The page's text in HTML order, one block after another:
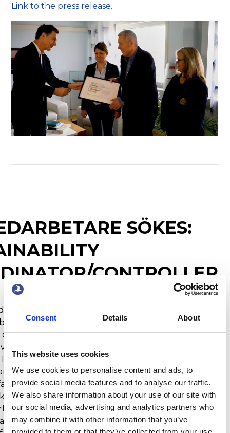
Consent Details About
This website uses cookies
We use cookies to personalise content and ads, to
provide social media features and to analyse our traffic.
We also share information about your use of our site with
our social media, advertising and analytics partners who
may combine it with other information that you’ve
Link to the press release.
SÖKES:
CONTROLLER
A/S är ett familjeägt rederi som startade på
södra skärgård 1958. Rederiet befraktar,
själv sina fartyg. Vi är specialiserade på
miljöbränslen och våra kunder är de ledande
Vi är ett rederi som ligger i framkant med ny
de senaste åren gjort stora investeringar i
Allt detta sker i tätt samarbete med våra
nu en medarbetare för vårt miljö- och
(Sustainability coordinator/controller).
om du tidigare arbetat med ekonomi och/eller